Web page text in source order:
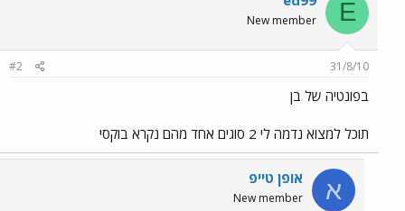
E
New member
31/8/10
#2
בפונטיה של בן
תוכל למצוא נדמה לי 2 סוגים אחד מהם נקרא בוקסי
א אופן טייפ
New member